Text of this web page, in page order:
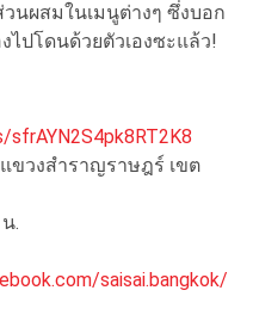
นผสมในเมนูต่างๆ ซึ่งบอก
ไปโดนด้วยตัวเองซะแล้ว!
ขวงสำราญราษฎร์ เขต
.
saisai.bangkok/